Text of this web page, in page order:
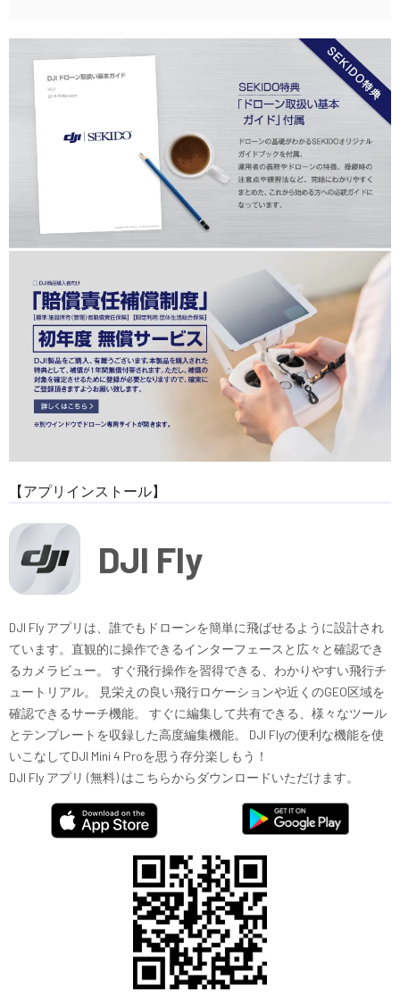
【アプリインストール】
DJI Fly
DJI Fly アプリは、誰でもドローンを簡単に飛ばせるように設計され
ています。直観的に操作できるインターフェースと広々と確認でき
るカメラビュー。 すぐ飛行操作を習得できる、わかりやすい飛行チ
ュートリアル。 見栄えの良い飛行ロケーションや近くのGEO区域を
確認できるサーチ機能。 すぐに編集して共有できる、様々なツール
とテンプレートを収録した高度編集機能。 DJI Flyの便利な機能を使
いこなしてDJI Mini 4 Proを思う存分楽しもう！
DJI Fly アプリ (無料) はこちらからダウンロードいただけます。